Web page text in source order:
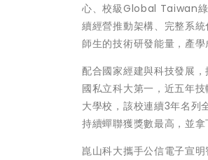
心、校級Global Taiwan綠
續經營推動架構、完整系
師生的技術研發能量，產學
配合國家經建與科技發展
國私立科大第一，近五年
大學校，該校連續3年名列
持續蟬聯獲獎數最高，並拿
崑山科大攜手公信電子宣